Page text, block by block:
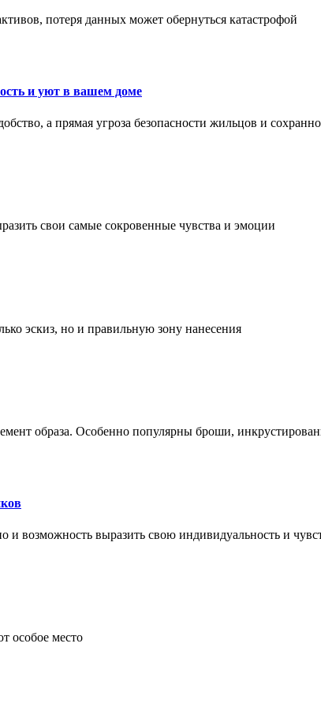
потеря данных может обернуться катастрофой
и уют в вашем доме
а прямая угроза безопасности жильцов и
свои самые сокровенные чувства и эмоции
эскиз, но и правильную зону нанесения
образа. Особенно популярны броши,
возможность выразить свою индивидуальность и
особое место